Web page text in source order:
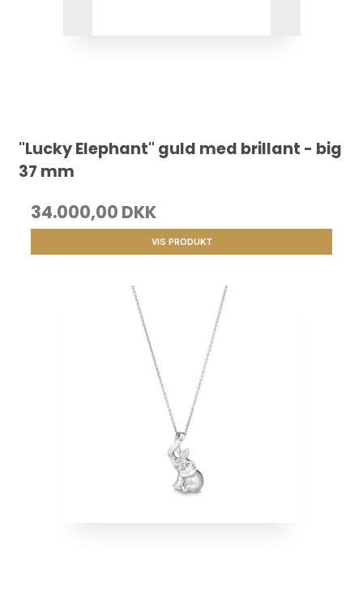
"Lucky Elephant" guld med brillant - big
37 mm
34.000,00 DKK
VIS PRODUKT